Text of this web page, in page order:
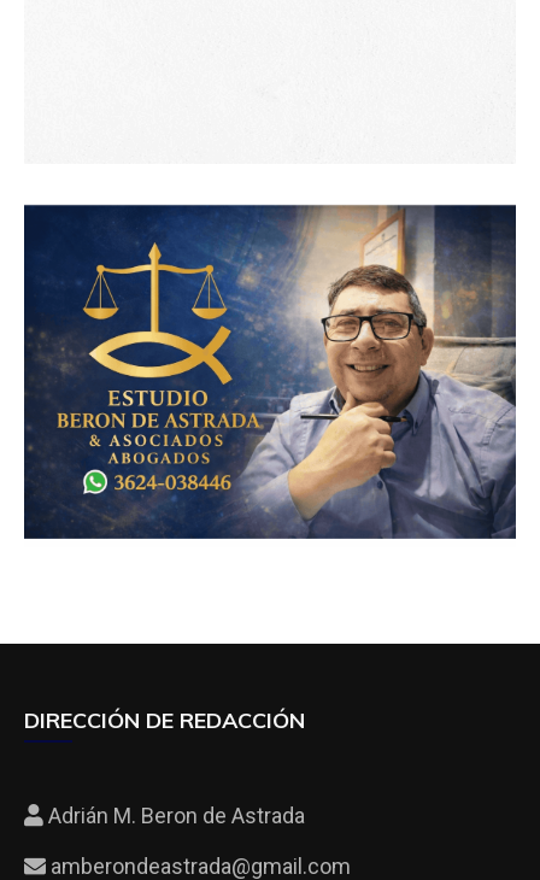
DIRECCIÓN DE REDACCIÓN
Adrián M. Beron de Astrada
amberondeastrada@gmail.com